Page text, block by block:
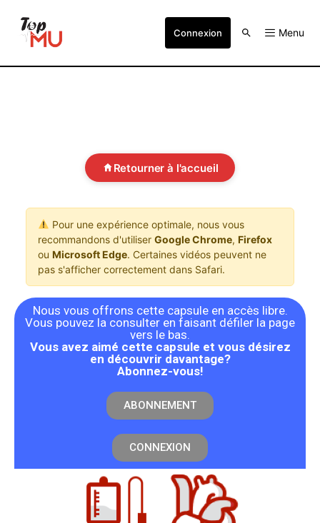
Connexion Menu
Retourner à l'accueil
Pour une expérience optimale, nous vous
recommandons d'utiliser Google Chrome, Firefox
ou Microsoft Edge. Certaines vidéos peuvent ne
pas s'afficher correctement dans Safari.
Nous vous offrons cette capsule en accès libre.
Vous pouvez la consulter en faisant défiler la page
vers le bas.
Vous avez aimé cette capsule et vous désirez
en découvrir davantage?
Abonnez-vous!
ABONNEMENT
CONNEXION